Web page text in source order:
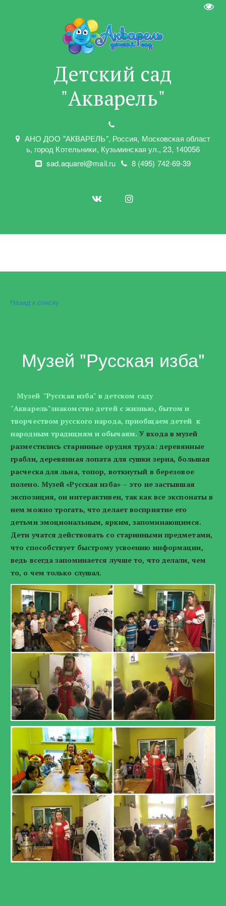
Детский сад
"Акварель"
АНО ДОО "АКВАРЕЛЬ", Россия, Московская област
ь, город Котельники, Кузьминская ул.,23, 140056
sad.aquarel@mail.ru
8 (495) 742-69-39
Назад к списку
Музей "Русская изба"
Музей "Русская изба" в детском саду
"Акварель"знакомство детей с жизнью, бытом и
творчеством русского народа, приобщаем детей к
народным традициям и обычаям. У входа в музей
разместились старинные орудия труда: деревянные
грабли, деревянная лопата для сушки зерна, большая
расческа для льна, топор, воткнутый в березовое
полено. Музей «Русская изба» – это не застывшая
экспозиция, он интерактивен, так как все экспонаты в
нем можно трогать, что делает восприятие его
детьми эмоциональным, ярким, запоминающимся.
Дети учатся действовать со старинными предметами,
что способствует быстрому усвоению информации,
ведь всегда запоминается лучше то, что делали, чем
то, о чем только слушал.